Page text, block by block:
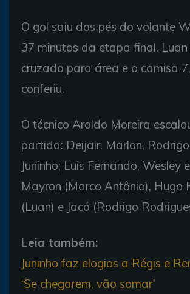
O gol saiu dos pés do volante
37 minutos da etapa final. Luan
cruzado para área e o camisa
conferiu.
O técnico Aroldo Moreira
partida: Deijair, Marlon,
Juninho; Luis Fernando, Wesley
Mayron (Marco Antônio), Hugo
(Luan) e Jacó (Rodrigo
Leia também:
Juninho faz elogios a Régis e
‘Se chegarem, vão somar’